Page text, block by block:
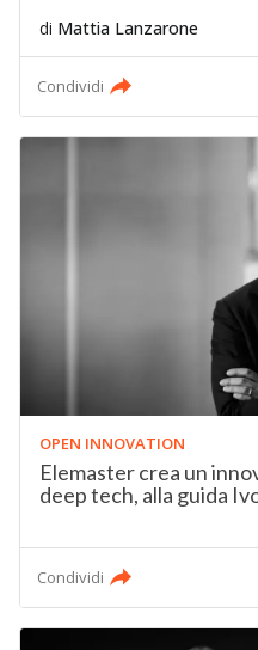
di Mattia Lanzarone
Condividi
OPEN INNOVATION
Elemaster crea un
deep tech, alla guida
Condividi